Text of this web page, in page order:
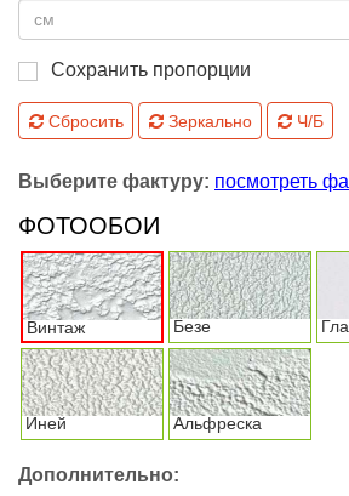
Сохранить пропорции
Сбросить Зеркально Ч/Б
Выберите фактуру: посмотреть
ФОТООБОИ
Винтаж Безе
Иней Альфреска
Дополнительно: